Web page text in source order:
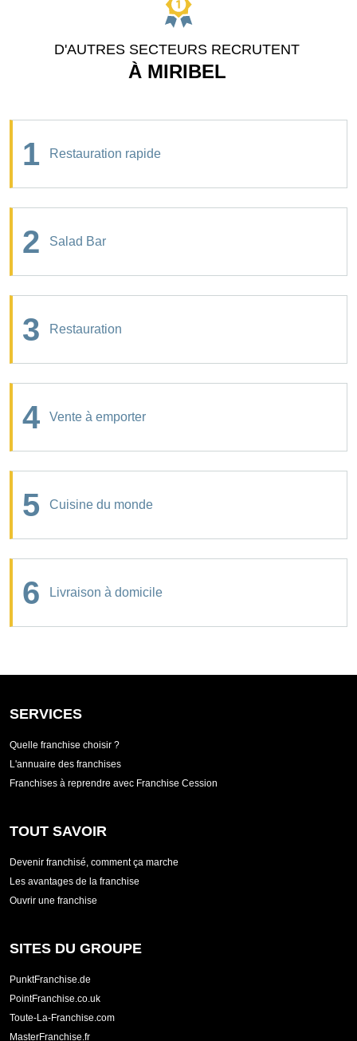
D'AUTRES SECTEURS RECRUTENT
À MIRIBEL
1 Restauration rapide
2 Salad Bar
3 Restauration
4 Vente à emporter
5 Cuisine du monde
6 Livraison à domicile
SERVICES
Quelle franchise choisir ?
L'annuaire des franchises
Franchises à reprendre avec Franchise Cession
TOUT SAVOIR
Devenir franchisé, comment ça marche
Les avantages de la franchise
Ouvrir une franchise
SITES DU GROUPE
PunktFranchise.de
PointFranchise.co.uk
Toute-La-Franchise.com
MasterFranchise.fr